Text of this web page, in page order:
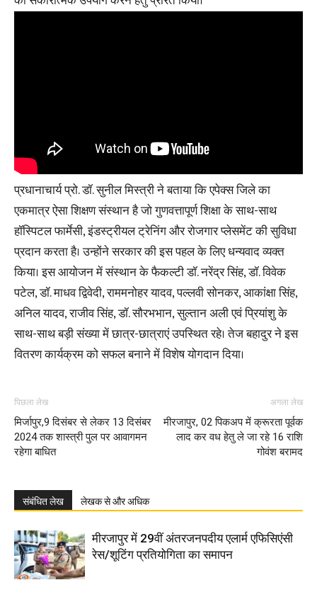
प्रधानाचार्य प्रो. डॉ. सुनील मिस्त्री ने बताया कि एपेक्स जिले का
एकमात्र ऐसा शिक्षण संस्थान है जो गुणवत्तापूर्ण शिक्षा के साथ-साथ
हॉस्पिटल फार्मेसी, इंडस्ट्रीयल ट्रेनिंग और रोजगार प्लेसमेंट की सुविधा
प्रदान करता है। उन्होंने सरकार की इस पहल के लिए धन्यवाद व्यक्त
किया। इस आयोजन में संस्थान के फैकल्टी डॉ. नरेंद्र सिंह, डॉ. विवेक
पटेल, डॉ. माधव द्विवेदी, राममनोहर यादव, पल्लवी सोनकर, आकांक्षा सिंह,
अनिल यादव, राजीव सिंह, डॉ. सौरभभान, सुल्तान अली एवं प्रियांशु के
साथ-साथ बड़ी संख्या में छात्र-छात्राएं उपस्थित रहे। तेज बहादुर ने इस
वितरण कार्यक्रम को सफल बनाने में विशेष योगदान दिया।
पिछला लेख
मिर्जापुर,9 दिसंबर से लेकर 13 दिसंबर
2024 तक शास्त्री पुल पर आवागमन
रहेगा बाधित
अगला लेख
मीरजापुर, 02 पिकअप में क्रूरता पूर्वक
लाद कर वध हेतु ले जा रहे 16 राशि
गोवंश बरामद
संबंधित लेख लेखक से और अधिक
मीरजापुर में 29वीं अंतरजनपदीय एलार्म एफिसिएंसी
रेस/शूटिंग प्रतियोगिता का समापन